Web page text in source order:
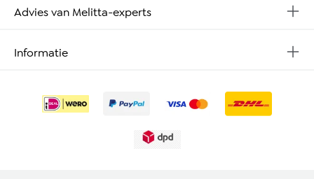
Advies van Melitta-experts
Informatie